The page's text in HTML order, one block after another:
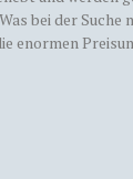
bei der Suche
enormen